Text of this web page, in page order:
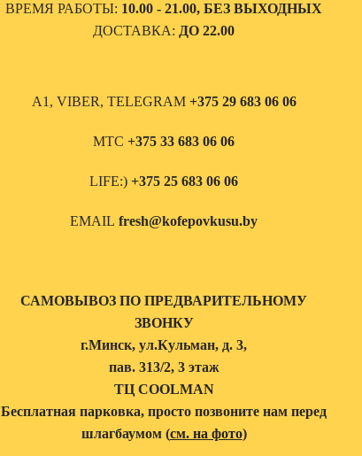
ВРЕМЯ РАБОТЫ: 10.00 - 21.00, БЕЗ ВЫХОДНЫХ
ДОСТАВКА: ДО 22.00
А1, VIBER, TELEGRAM +375 29 683 06 06
МТС +375 33 683 06 06
LIFE:) +375 25 683 06 06
EMAIL fresh@kofepovkusu.by
САМОВЫВОЗ ПО ПРЕДВАРИТЕЛЬНОМУ
ЗВОНКУ
г.Минск, ул.Кульман, д. 3,
пав. 313/2, 3 этаж
ТЦ COOLMAN
Бесплатная парковка, просто позвоните нам перед
шлагбаумом (см. на фото)